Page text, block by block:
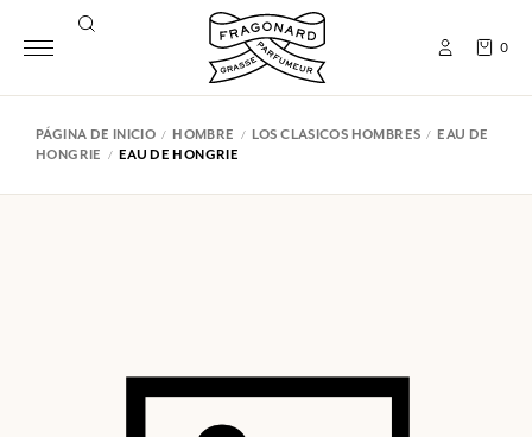
0
PÁGINA DE INICIO HOMBRE LOS CLASICOS HOMBRES
EAU DE
HONGRIE
EAU DE HONGRIE